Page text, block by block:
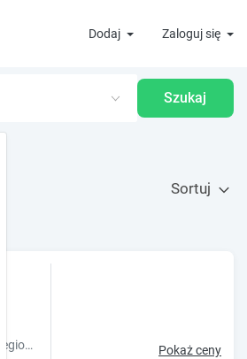
Dodaj Zaloguj się
Szukaj
Sortuj
Obiekt Dworek Rogowo położony jest w miejscowości Choroszcz w regionie podlaskie i oferuje bezpłatne Wi-Fi, plac zabaw, taras oraz bezpłatny pryw Pokaż ceny